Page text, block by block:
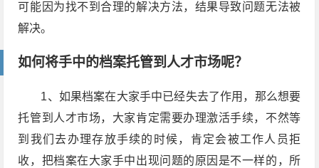
可能因为找不到合理的解决方法，结果导致问题无法被
解决。
如何将手中的档案托管到人才市场呢？
1、如果档案在大家手中已经失去了作用，那么想要
托管到人才市场，大家肯定需要办理激活手续，不然等
到我们去办理存放手续的时候，肯定会被工作人员拒
收，把档案在大家手中出现问题的原因是不一样的，所